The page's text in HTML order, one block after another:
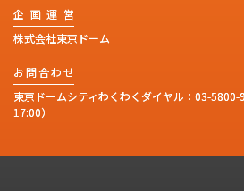
企 画 運 営
株式会社東京ドーム
お問合わせ
東京ドームシティわくわくダイヤル： 03-5800-
17:00）